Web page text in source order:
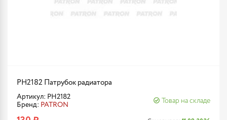
PH2182 Патрубок радиатора
Артикул: PH2182
Бренд: PATRON
Товар на складе